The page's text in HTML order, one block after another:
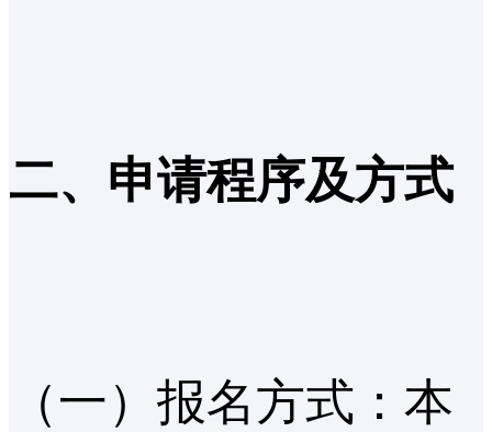
二、申请程序及方式
（一）报名方式：本